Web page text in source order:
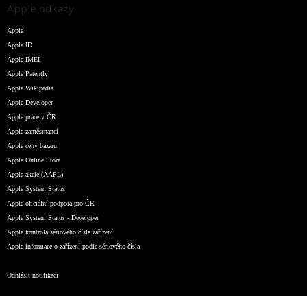
Apple odkazy
Apple
Apple ID
Apple IMEI
Apple Patently
Apple Wikipedia
Apple Developer
Apple práce v ČR
Apple zaměstnanci
Apple ceny bazaru
Apple Online Store
Apple akcie (AAPL)
Apple System Status
Apple oficiální podpora pro ČR
Apple System Status - Developer
Apple kontrola sériového čísla zařízení
Apple informace o zařízení podle sériového čísla
Odhlásit notifikaci